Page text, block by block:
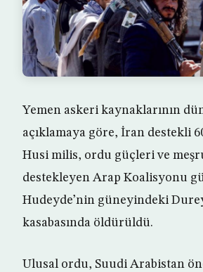
Yemen askeri kaynaklarının
açıklamaya göre, İran destekli
Husi milis, ordu güçleri ve
destekleyen Arap Koalisyonu
Hudeyde’nin güneyindeki
kasabasında öldürüldü.
Ulusal ordu, Suudi Arabistan